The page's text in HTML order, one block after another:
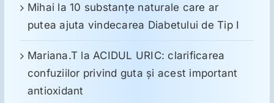
Mihai la10 substanţe naturale care ar
putea ajuta vindecarea Diabetului de Tip I
Mariana.T la ACIDUL URIC: clarificarea
confuziilor privind guta și acest important
antioxidant